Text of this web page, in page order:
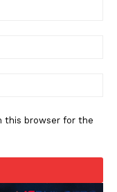
this browser for the